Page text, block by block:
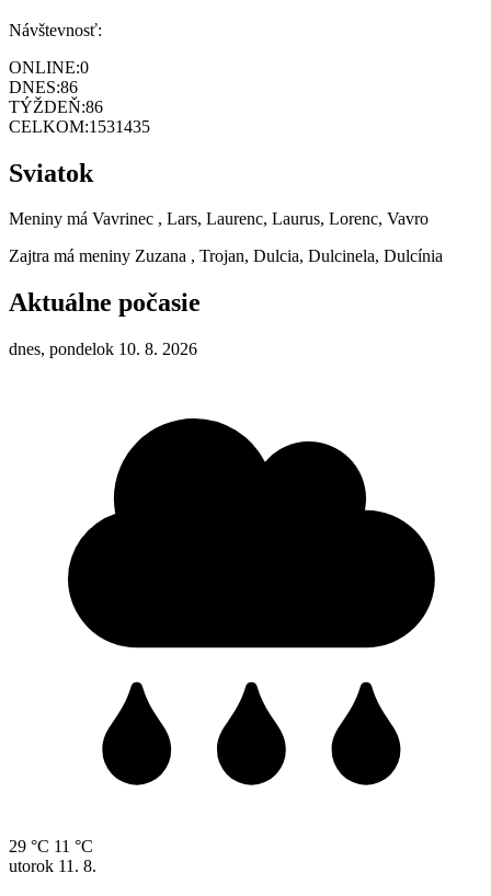
Návštevnosť:
ONLINE:0
DNES:86
TÝŽDEŇ:86
CELKOM:1531435
Sviatok
Meniny má Vavrinec , Lars, Laurenc, Laurus, Lorenc, Vavro
Zajtra má meniny Zuzana , Trojan, Dulcia, Dulcinela, Dulcínia
Aktuálne počasie
dnes, pondelok 10. 8. 2026
29 °C 11 °C
utorok 11. 8.